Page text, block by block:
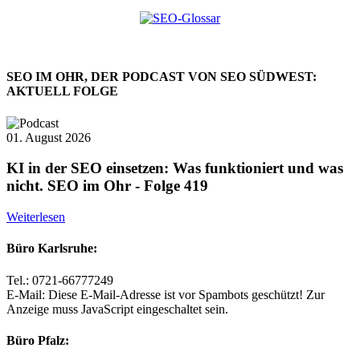
SEO IM OHR, DER PODCAST VON SEO SÜDWEST:
AKTUELL FOLGE
01. August 2026
KI in der SEO einsetzen: Was funktioniert und was
nicht. SEO im Ohr - Folge 419
Weiterlesen
Büro Karlsruhe:
Tel.: 0721-66777249
E-Mail: Diese E-Mail-Adresse ist vor Spambots geschützt! Zur
Anzeige muss JavaScript eingeschaltet sein.
Büro Pfalz: